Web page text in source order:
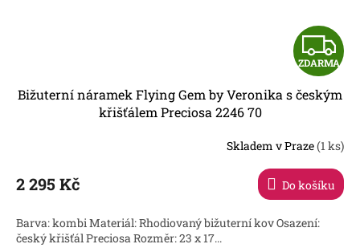
Z
D
R
ZDARMA
Bižuterní náramek Flying Gem by Veronika s českým
křišťálem Preciosa 2246 70
Skladem v Praze(1 ks)
2 295 Kč Do košíku
Barva: kombi Materiál: Rhodiovaný bižuterní kov Osazení:
český křišťál Preciosa Rozměr: 23 x 17...